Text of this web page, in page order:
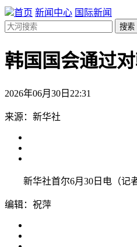
首页 新闻中心 国际新闻
搜索
韩国国会通过
2026年06月30日22:31
来源：新华社
新华社首尔6月30日电（记者
编辑：祝萍